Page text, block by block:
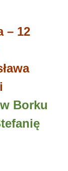
– 12
Borku